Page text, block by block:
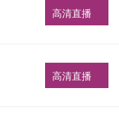
高清直播
高清直播